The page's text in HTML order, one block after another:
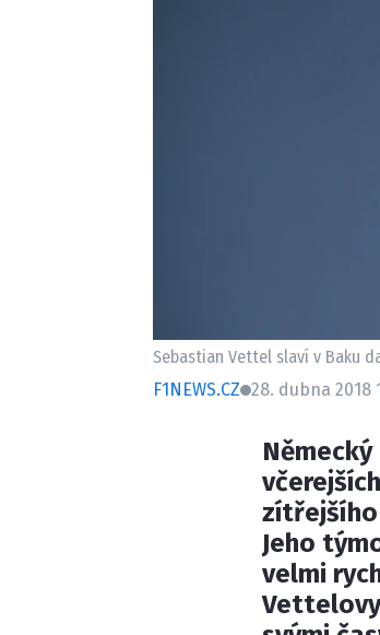
Sebastian Vettel slaví v Baku
F1NEWS.CZ 28. dubna 2018
Jeho
velmi